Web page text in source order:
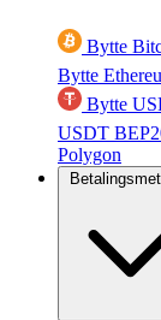
Bytte
Bytte
Bytte
USDT
Polygon